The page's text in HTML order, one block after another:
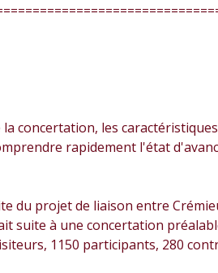
concertation, les
rapidement l'état
du projet de liaison entre
suite à une concertation
1150 participants, 280